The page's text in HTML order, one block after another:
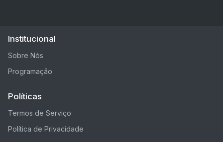
Institucional
Sobre Nós
Programação
Políticas
Termos de Serviço
Política de Privacidade